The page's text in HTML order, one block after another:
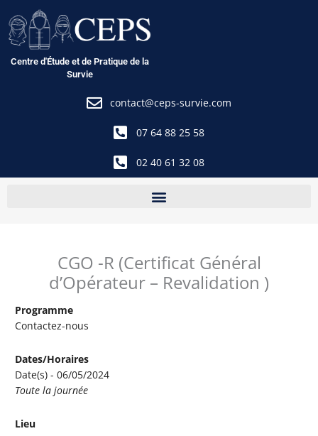
au
contenu
Centre d'Étude et de Pratique de la
Survie
contact@ceps-survie.com
07 64 88 25 58
02 40 61 32 08
CGO -R (Certificat Général
d’Opérateur – Revalidation )
Programme
Contactez-nous
Dates/Horaires
Date(s) - 06/05/2024
Toute la journée
Lieu